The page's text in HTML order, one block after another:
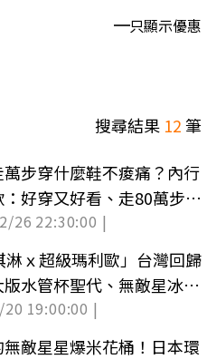
只顯示優惠
搜尋結果 12筆
步穿什麼鞋不痠痛？內行
：好穿又好看、走80萬步沒
26 22:30:00 |
淋ｘ超級瑪利歐」台灣回歸
水管杯聖代、無敵星冰淇
19:00:00 |
敵星星爆米花桶！日本環